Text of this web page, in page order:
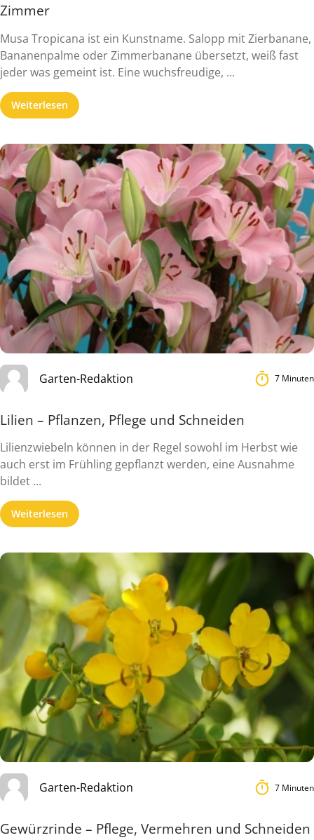
Zimmer
Musa Tropicana ist ein Kunstname. Salopp mit Zierbanane,
Bananenpalme oder Zimmerbanane übersetzt, weiß fast
jeder was gemeint ist. Eine wuchsfreudige, ...
Weiterlesen
Garten-Redaktion 7 Minuten
Lilien – Pflanzen, Pflege und Schneiden
Lilienzwiebeln können in der Regel sowohl im Herbst wie
auch erst im Frühling gepflanzt werden, eine Ausnahme
bildet ...
Weiterlesen
Garten-Redaktion 7 Minuten
Gewürzrinde – Pflege, Vermehren und Schneiden